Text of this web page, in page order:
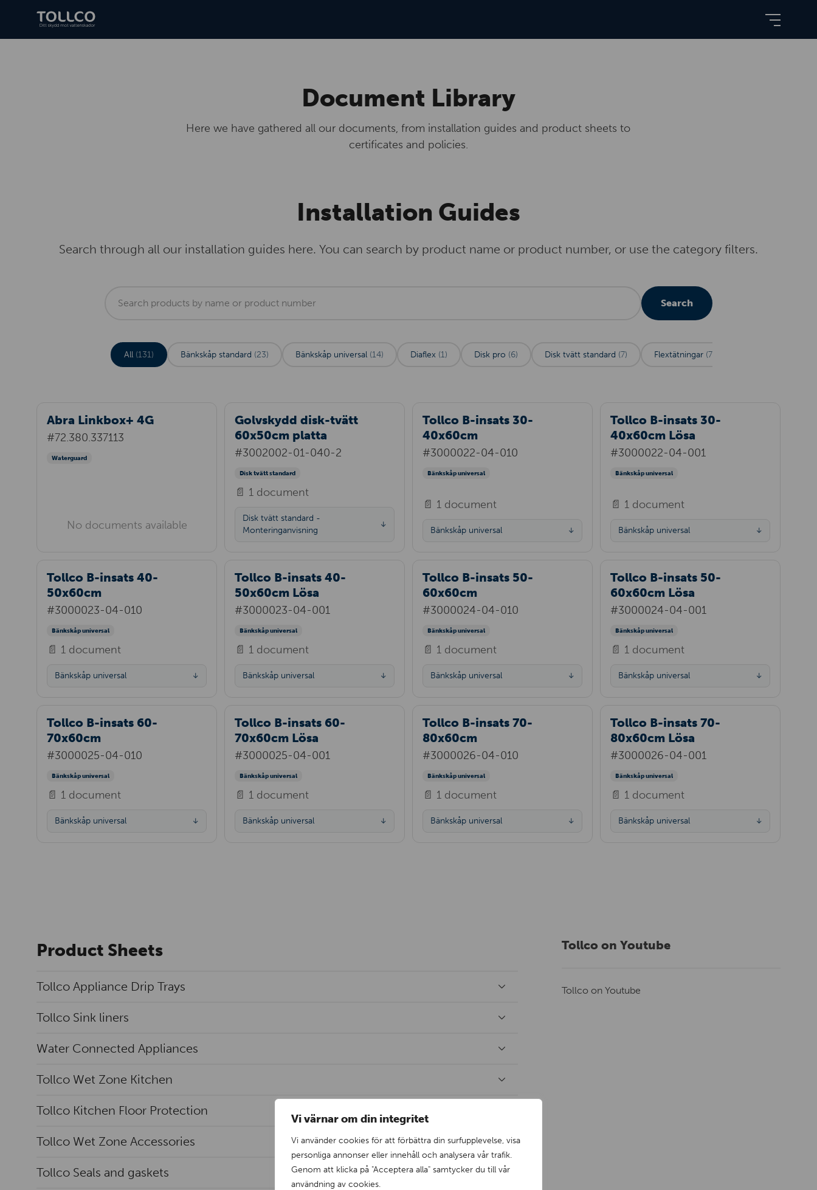
Vi värnar om din integritet
Vi använder cookies för att förbättra din surfupplevelse, visa
personliga annonser eller innehåll och analysera vår trafik.
Genom att klicka på "Acceptera alla" samtycker du till vår
användning av cookies.
Document Library
Here we have gathered all our documents, from installation guides and product sheets to
certificates and policies.
Installation Guides
Search through all our installation guides here. You can search by product name or product number, or use the category filters.
Search
All (131) Bänkskåp standard (23) Bänkskåp universal (14) Diaflex (1) Disk pro (6) Disk tvätt standard (7) Flextätningar (7)
Abra Linkbox+ 4G
#72.380.337113
Waterguard
No documents available
Golvskydd disk-tvätt
60x50cm platta
#3002002-01-040-2
Disk tvätt standard
📄 1 document
Disk tvätt standard -
Monteringanvisning
↓
Tollco B-insats 30-
40x60cm
#3000022-04-010
Bänkskåp universal
📄 1 document
Bänkskåp universal ↓
Tollco B-insats 30-
40x60cm Lösa
#3000022-04-001
Bänkskåp universal
📄 1 document
Bänkskåp universal ↓
Tollco B-insats 40-
50x60cm
#3000023-04-010
Bänkskåp universal
📄 1 document
Bänkskåp universal ↓
Tollco B-insats 40-
50x60cm Lösa
#3000023-04-001
Bänkskåp universal
📄 1 document
Bänkskåp universal ↓
Tollco B-insats 50-
60x60cm
#3000024-04-010
Bänkskåp universal
📄 1 document
Bänkskåp universal ↓
Tollco B-insats 50-
60x60cm Lösa
#3000024-04-001
Bänkskåp universal
📄 1 document
Bänkskåp universal ↓
Tollco B-insats 60-
70x60cm
#3000025-04-010
Bänkskåp universal
📄 1 document
Bänkskåp universal ↓
Tollco B-insats 60-
70x60cm Lösa
#3000025-04-001
Bänkskåp universal
📄 1 document
Bänkskåp universal ↓
Tollco B-insats 70-
80x60cm
#3000026-04-010
Bänkskåp universal
📄 1 document
Bänkskåp universal ↓
Tollco B-insats 70-
80x60cm Lösa
#3000026-04-001
Bänkskåp universal
📄 1 document
Bänkskåp universal ↓
Tollco on Youtube
Tollco on Youtube
Product Sheets
Tollco Appliance Drip Trays
Tollco Sink liners
Water Connected Appliances
Tollco Wet Zone Kitchen
Tollco Kitchen Floor Protection
Tollco Wet Zone Accessories
Tollco Seals and gaskets